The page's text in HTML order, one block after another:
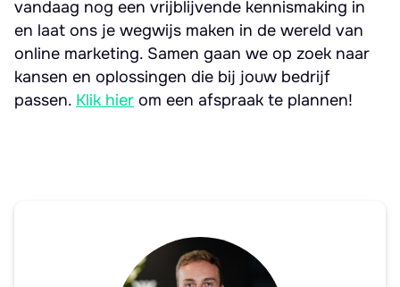
vandaag nog een vrijblijvende kennismaking in
en laat ons je wegwijs maken in de wereld van
online marketing. Samen gaan we op zoek naar
kansen en oplossingen die bij jouw bedrijf
passen. Klik hier om een afspraak te plannen!